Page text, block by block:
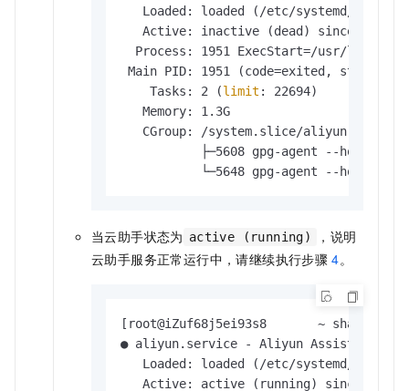
Loaded: loaded (/etc/systemd/
Active: inactive (dead) since Mon
Process: 1951 ExecStart=/usr/local/
Main PID: 1951 (code=exited, status=0/
    Tasks: 2 (
limit : 22694)
   Memory: 1.3G
   CGroup: /system.slice/aliyun.service
├─5608 gpg-agent --homedir
└─5648 gpg-agent --homedir
当云助手状态为 active (running)
，说明
云助手服务正常运行中，请继续执行步骤 4。
[root@iZuf68j5ei93s8       ~ share]
● aliyun.service - Aliyun Assist
Loaded: loaded (/etc/systemd/
Active: active (running) since Mon